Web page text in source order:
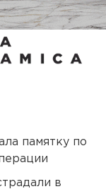
памятку по
в